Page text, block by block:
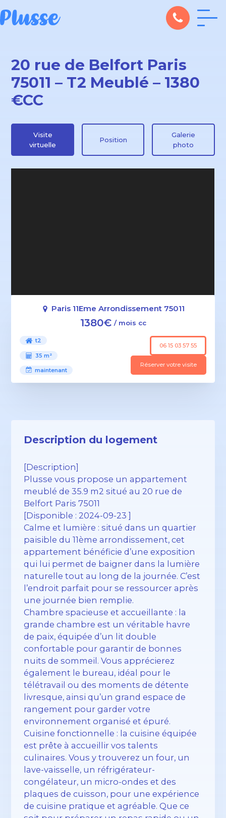
20 rue de Belfort Paris
75011 – T2 Meublé – 1380
€CC
Visite
virtuelle
Position
Galerie
photo
Paris 11Eme Arrondissement 75011
1380€ / mois cc
t2
35 m²
maintenant
06 15 03 57 55
Réserver votre visite
Description du logement
[Description]
Plusse vous propose un appartement
meublé de 35.9 m2 situé au 20 rue de
Belfort Paris 75011
[Disponible : 2024-09-23 ]
Calme et lumière : situé dans un quartier
paisible du 11ème arrondissement, cet
appartement bénéficie d’une exposition
qui lui permet de baigner dans la lumière
naturelle tout au long de la journée. C’est
l’endroit parfait pour se ressourcer après
une journée bien remplie.
Chambre spacieuse et accueillante : la
grande chambre est un véritable havre
de paix, équipée d’un lit double
confortable pour garantir de bonnes
nuits de sommeil. Vous apprécierez
également le bureau, idéal pour le
télétravail ou des moments de détente
livresque, ainsi qu’un grand espace de
rangement pour garder votre
environnement organisé et épuré.
Cuisine fonctionnelle : la cuisine équipée
est prête à accueillir vos talents
culinaires. Vous y trouverez un four, un
lave-vaisselle, un réfrigérateur-
congélateur, un micro-ondes et des
plaques de cuisson, pour une expérience
de cuisine pratique et agréable. Que ce